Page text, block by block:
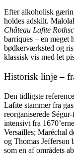
Efter alkoholisk
holdes adskilt.
Château Lafite
barriques – en meget
bødkerværksted og
klassisk vis med let
Historisk linje –
Den tidligste
Lafite stammer fra
reorganiserede
intensivt fra
Versailles; Maréchal
og Thomas Jefferson
som en af områdets